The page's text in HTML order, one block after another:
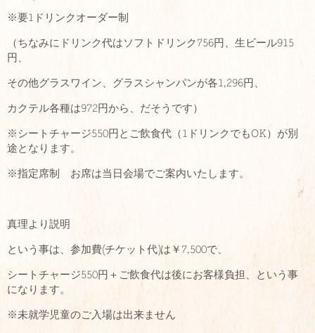
※要1ドリンクオーダー制
（ちなみにドリンク代はソフトドリンク756円、生ビール915
円、
その他グラスワイン、グラスシャンパンが各1,296円、
カクテル各種は972円から、だそうです）
※シートチャージ550円とご飲食代（1ドリンクでもOK）が別
途となります。
※指定席制 お席は当日会場でご案内いたします。
真理より説明
という事は、参加費(チケット代)は￥7,500で、
シートチャージ550円＋ご飲食代は後にお客様負担、という事
になります。
※未就学児童のご入場は出来ません